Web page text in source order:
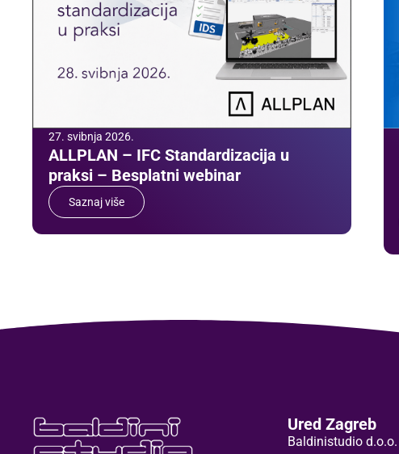
27. svibnja 2026.
ALLPLAN – IFC Standardizacija u
praksi – Besplatni webinar
Saznaj više
Ured Zagreb
Baldinistudio d.o.o.